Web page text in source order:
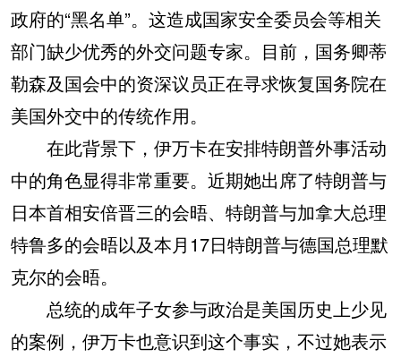
政府的“黑名单”。这造成国家安全委员会等相关
部门缺少优秀的外交问题专家。目前，国务卿蒂
勒森及国会中的资深议员正在寻求恢复国务院在
美国外交中的传统作用。
在此背景下，伊万卡在安排特朗普外事活动
中的角色显得非常重要。近期她出席了特朗普与
日本首相安倍晋三的会晤、特朗普与加拿大总理
特鲁多的会晤以及本月17日特朗普与德国总理默
克尔的会晤。
总统的成年子女参与政治是美国历史上少见
的案例，伊万卡也意识到这个事实，不过她表示